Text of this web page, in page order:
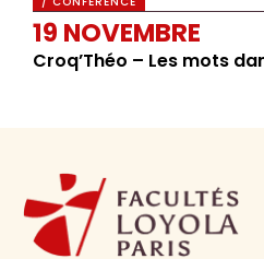
19 NOVEMBRE
Croq’Théo – Les mots